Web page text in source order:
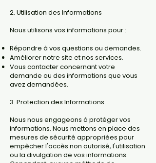
2. Utilisation des Informations
Nous utilisons vos informations pour :
Répondre à vos questions ou demandes.
Améliorer notre site et nos services.
Vous contacter concernant votre
demande ou des informations que vous
avez demandées.
3. Protection des Informations
Nous nous engageons à protéger vos
informations. Nous mettons en place des
mesures de sécurité appropriées pour
empêcher l'accès non autorisé, l'utilisation
ou la divulgation de vos informations.